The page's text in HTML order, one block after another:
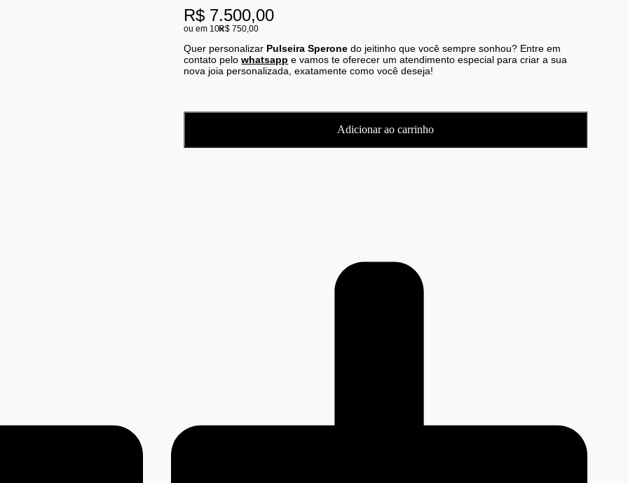
R$ 7.500,00
ou em 10xR$ 750,00
Quer personalizar Pulseira Sperone do jeitinho que você sempre sonhou? Entre em
contato pelowhatsapp e vamos te oferecer um atendimento especial para criar a sua
nova joia personalizada, exatamente como você deseja!
Adicionar ao carrinho